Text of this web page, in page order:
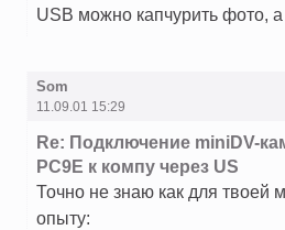
USB можно капчурить фото,
Som
11.09.01 15:29
Re: Подключение miniDV-
PC9E к компу через US
Точно не знаю как для твоей
опыту: